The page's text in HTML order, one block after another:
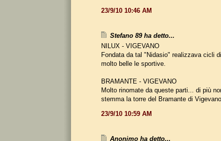
23/9/10 10:46 AM
Stefano 89 ha detto...
NILUX - VIGEVANO
Fondata da tal "Nidasio" realizzava cicli
molto belle le sportive.
BRAMANTE - VIGEVANO
Molto rinomate da queste parti... di più
stemma la torre del Bramante di
23/9/10 10:59 AM
Anonimo ha detto...